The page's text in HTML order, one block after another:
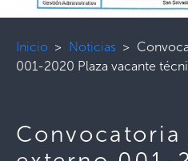
Inicio > Noticias>
001-2020 Plaza vacante